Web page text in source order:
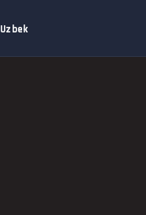
Uzbek